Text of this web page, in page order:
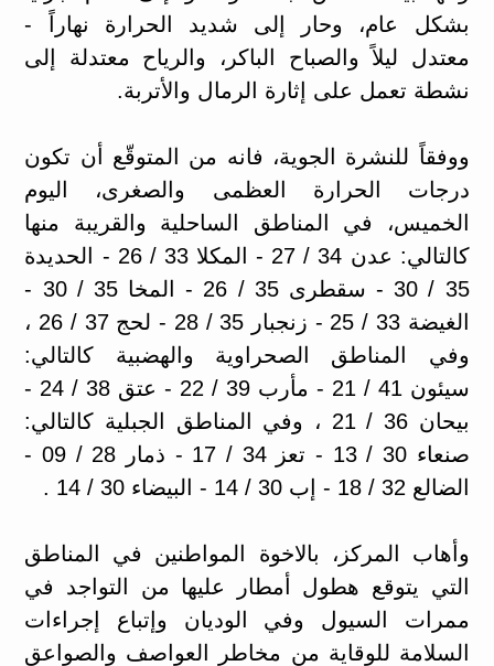
بشكل عام، وحار إلى شديد الحرارة نهاراً -
معتدل ليلاً والصباح الباكر، والرياح معتدلة إلى
نشطة تعمل على إثارة الرمال والأتربة.
ووفقاً للنشرة الجوية، فانه من المتوقّع أن تكون
درجات الحرارة العظمى والصغرى، اليوم
الخميس، في المناطق الساحلية والقريبة منها
كالتالي: عدن 34 / 27 - المكلا 33 / 26 - الحديدة
35 / 30 - سقطرى 35 / 26 - المخا 35 / 30 -
الغيضة 33 / 25 - زنجبار 35 / 28 - لحج 37 / 26 ،
وفي المناطق الصحراوية والهضبية كالتالي:
سيئون 41 / 21 - مأرب 39 / 22 - عتق 38 / 24 -
بيحان 36 / 21 ، وفي المناطق الجبلية كالتالي:
صنعاء 30 / 13 - تعز 34 / 17 - ذمار 28 / 09 -
الضالع 32 / 18 - إب 30 / 14 - البيضاء 30 / 14 .
وأهاب المركز، بالاخوة المواطنين في المناطق
التي يتوقع هطول أمطار عليها من التواجد في
ممرات السيول وفي الوديان وإتباع إجراءات
السلامة للوقاية من مخاطر العواصف والصواعق